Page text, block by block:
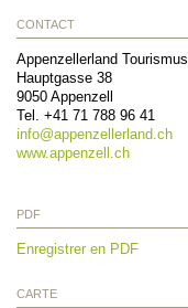
CONTACT
Appenzellerland Tourismus
Hauptgasse 38
9050 Appenzell
Tel. +41 71 788 96 41
info@appenzellerland.ch
www.appenzell.ch
PDF
Enregistrer en PDF
CARTE